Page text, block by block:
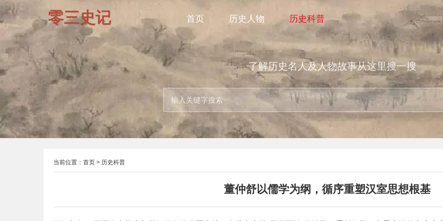
零三史记 首页 历史人物 历史科普
了解历史名人及人物故事从这里搜一搜
当前位置： 首页 > 历史科普
董仲舒以儒学为纲，循序重塑汉室思想根基